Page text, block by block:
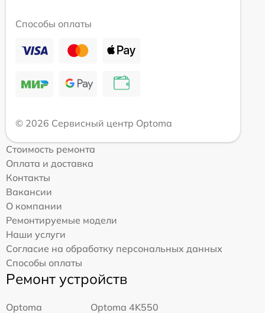
Способы оплаты
© 2026 Сервисный центр Optoma
Стоимость ремонта
Оплата и доставка
Контакты
Вакансии
О компании
Ремонтируемые модели
Наши услуги
Согласие на обработку персональных данных
Способы оплаты
Ремонт устройств
Optoma
Optoma 4K550